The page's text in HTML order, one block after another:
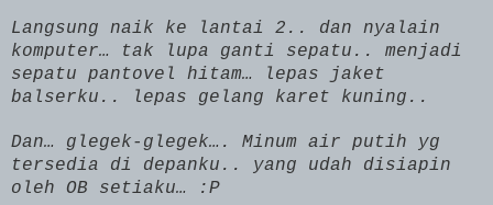
Langsung naik ke lantai 2.. dan nyalain
komputer… tak lupa ganti sepatu.. menjadi
sepatu pantovel hitam… lepas jaket
balserku.. lepas gelang karet kuning..
Dan… glegek-glegek…. Minum air putih yg
tersedia di depanku.. yang udah disiapin
oleh OB setiaku… :P